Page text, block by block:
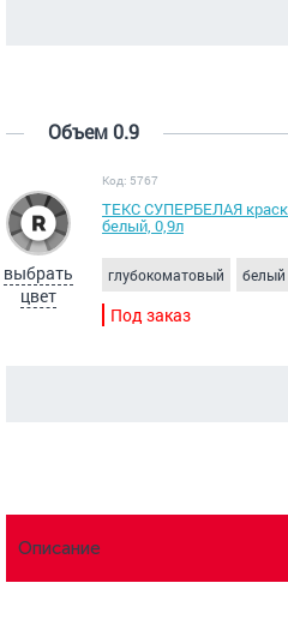
Объем 0.9
выбрать
цвет
Код: 5767
ТЕКС СУПЕРБЕЛАЯ
белый, 0,9л
глубокоматовый белый
Под заказ
Описание